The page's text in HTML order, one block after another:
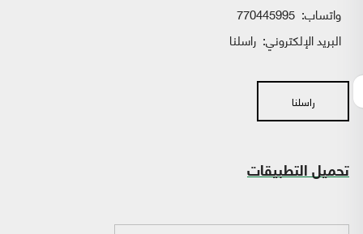
واتساب:
البريد الإلكتروني: راسلنا
راسلنا
تحميل التطبيقات